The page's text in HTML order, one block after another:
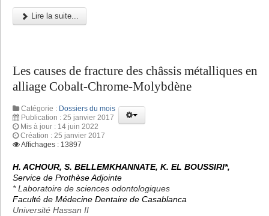
Lire la suite...
Les causes de fracture des châssis métalliques en
alliage Cobalt-Chrome-Molybdène
Catégorie : Dossiers du mois
Publication : 25 janvier 2017
Mis à jour : 14 juin 2022
Création : 25 janvier 2017
Affichages : 13897
H. ACHOUR, S. BELLEMKHANNATE, K. EL BOUSSIRI*,
Service de Prothèse Adjointe
* Laboratoire de sciences odontologiques
Faculté de Médecine Dentaire de Casablanca
Université Hassan II